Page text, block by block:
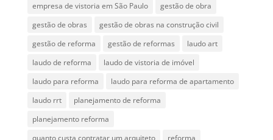
empresa de vistoria em São Paulo
gestão de obra
gestão de obras
gestão de obras na construção civil
gestão de reforma
gestão de reformas
laudo art
laudo de reforma
laudo de vistoria de imóvel
laudo para reforma
laudo para reforma de apartamento
laudo rrt
planejamento de reforma
planejamento reforma